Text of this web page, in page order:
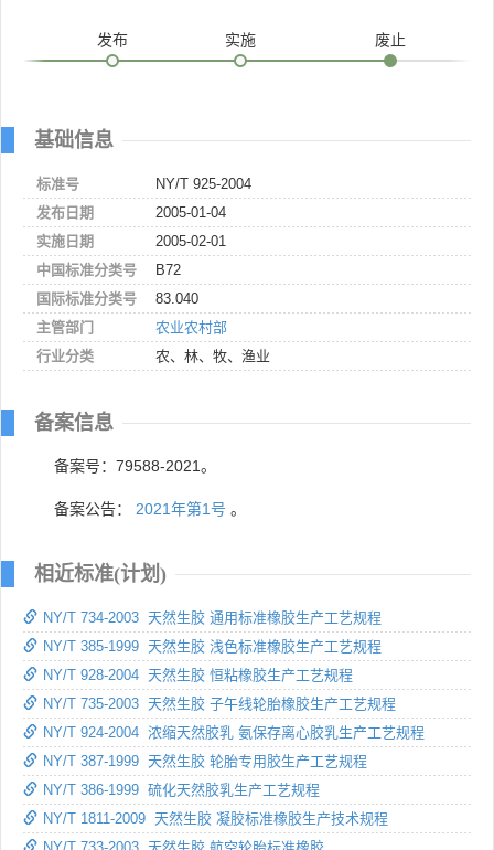
发布 实施 废止
基础信息
标准号
NY/T 925-2004
发布日期
2005-01-04
实施日期
2005-02-01
中国标准分类号
B72
国际标准分类号
83.040
主管部门
农业农村部
行业分类
农、林、牧、渔业
备案信息
备案号：79588-2021。
备案公告： 2021年第1号 。
相近标准(计划)
NY/T 734-2003 天然生胶 通用标准橡胶生产工艺规程
NY/T 385-1999 天然生胶 浅色标准橡胶生产工艺规程
NY/T 928-2004 天然生胶 恒粘橡胶生产工艺规程
NY/T 735-2003 天然生胶 子午线轮胎橡胶生产工艺规程
NY/T 924-2004 浓缩天然胶乳 氨保存离心胶乳生产工艺规程
NY/T 387-1999 天然生胶 轮胎专用胶生产工艺规程
NY/T 386-1999 硫化天然胶乳生产工艺规程
NY/T 1811-2009 天然生胶 凝胶标准橡胶生产技术规程